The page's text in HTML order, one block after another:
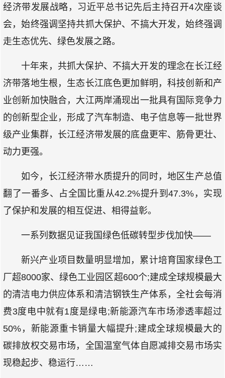
经济带发展战略，习近平总书记先后主持召开4次座谈
会，始终强调坚持共抓大保护、不搞大开发，始终强调
走生态优先、绿色发展之路。
十年来，共抓大保护、不搞大开发的理念在长江经
济带落地生根，生态长江底色更加鲜明，科技创新和产
业创新加快融合，大江两岸涌现出一批具有国际竞争力
的创新型企业，形成了汽车制造、电子信息等一批世界
级产业集群，长江经济带发展的底盘更牢、筋骨更壮、
动力更强。
如今，长江经济带水质提升的同时，地区生产总值
翻了一番多、占全国比重从42.2%提升到47.3%，实现
了保护和发展的相互促进、相得益彰。
一系列数据见证我国绿色低碳转型步伐加快——
新兴产业项目数量明显增加，累计培育国家绿色工
厂超8000家、绿色工业园区超600个;建成全球规模最大
的清洁电力供应体系和清洁钢铁生产体系，全社会每消
费3度电中就有1度是绿电;新能源汽车市场渗透率超过
50%，新能源重卡销量大幅提升;建成全球规模最大的
碳排放权交易市场，全国温室气体自愿减排交易市场实
现稳起步、稳运行……